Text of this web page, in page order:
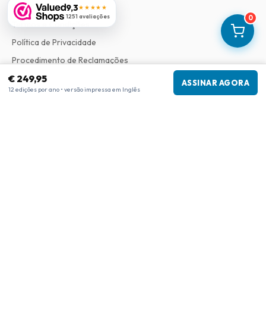
0
€ 249,95
12 edições por ano • versão impressa em Inglês
ASSINAR AGORA
9,3★★★★★
1251 avaliações
Sobre Nós
Termos e Condições
Política de Privacidade
Procedimento de Reclamações
Informações da empresa